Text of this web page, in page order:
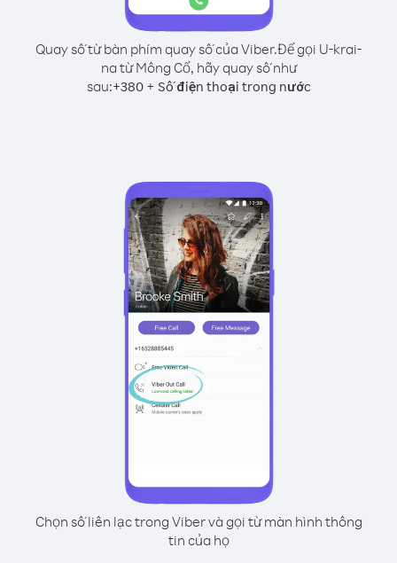
Quay số từ bàn phím quay số của Viber.Để gọi U-krai-
na từ Mông Cổ, hãy quay số như
sau:+380+ Số điện thoại trong nước
Chọn số liên lạc trong Viber và gọi từ màn hình thông
tin của họ